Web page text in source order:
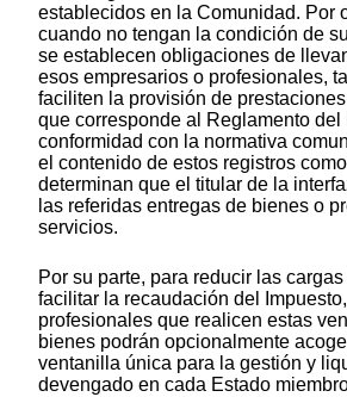
establecidos en la Comunidad. Por
cuando no tengan la condición de
se establecen obligaciones de
esos empresarios o profesionales,
faciliten la provisión de
que corresponde al Reglamento del
conformidad con la normativa
el contenido de estos registros
determinan que el titular de la
las referidas entregas de bienes o
servicios.
Por su parte, para reducir las
facilitar la recaudación del
profesionales que realicen estas
bienes podrán opcionalmente
ventanilla única para la gestión y
devengado en cada Estado